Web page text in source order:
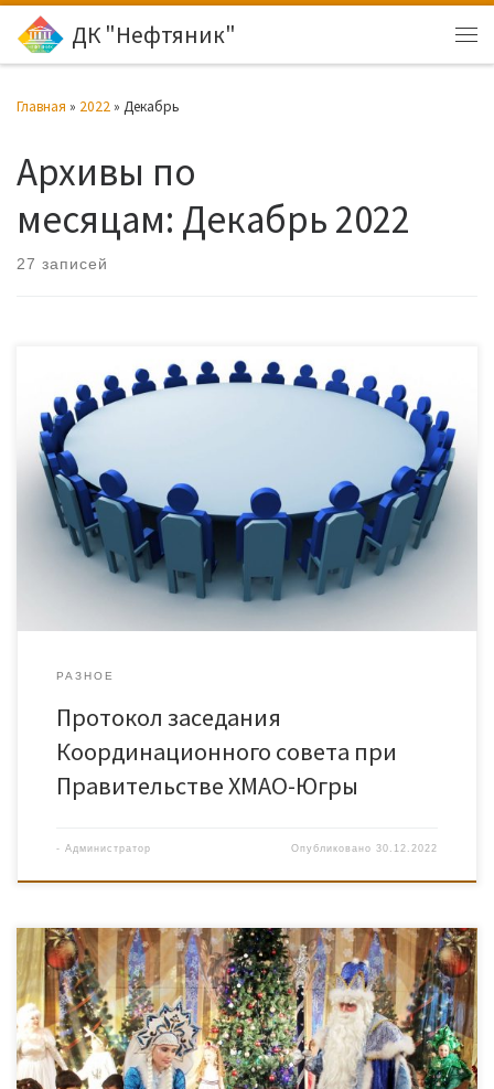
Перейти к содержимому
ДК "Нефтяник"
Главная » 2022 » Декабрь
Архивы по
месяцам: Декабрь 2022
27 записей
РАЗНОЕ
Протокол заседания
Координационного совета при
Правительстве ХМАО-Югры
- Администратор Опубликовано30.12.2022